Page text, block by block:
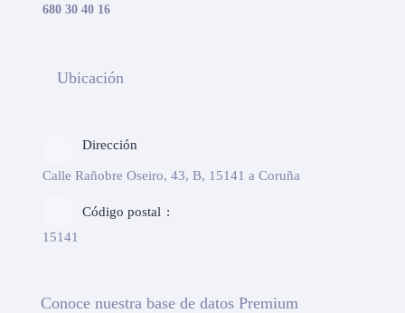
680 30 40 16
Ubicación
Dirección
Calle Rañobre Oseiro, 43, B, 15141 a Coruña
Código postal
15141
Conoce nuestra base de datos Premium